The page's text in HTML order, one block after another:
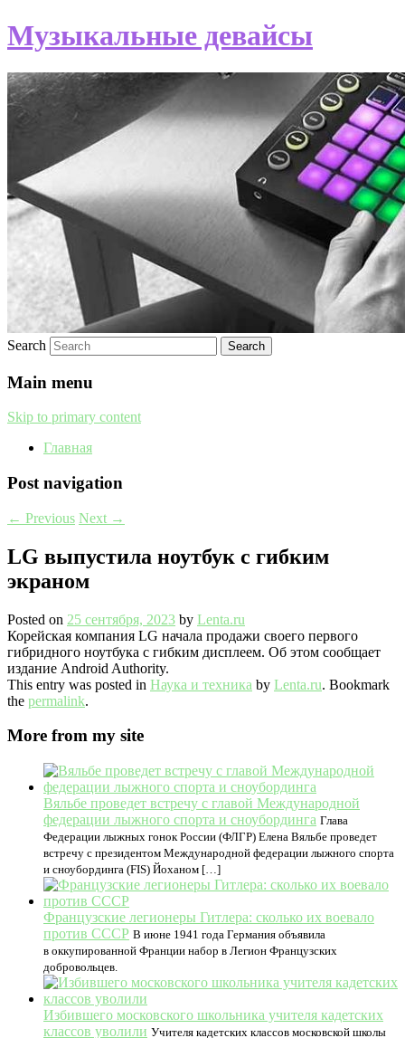
Музыкальные девайсы
Search
Main menu
Skip to primary content
Главная
Post navigation
← Previous Next →
LG выпустила ноутбук с гибким
экраном
Posted on 25 сентября, 2023 by Lenta.ru
Корейская компания LG начала продажи своего первого
гибридного ноутбука с гибким дисплеем. Об этом сообщает
издание Android Authority.
This entry was posted in Наука и техника by Lenta.ru. Bookmark
the permalink.
More from my site
Вяльбе проведет встречу с главой Международной
федерации лыжного спорта и сноубординга Глава
Федерации лыжных гонок России (ФЛГР) Елена Вяльбе проведет
встречу с президентом Международной федерации лыжного спорта
и сноубординга (FIS) Йоханом […]
Французские легионеры Гитлера: cколько их воевало
против СССР В июне 1941 года Германия объявила
в оккупированной Франции набор в Легион Французских
добровольцев.
Избившего московского школьника учителя кадетских
классов уволили Учителя кадетских классов московской школы